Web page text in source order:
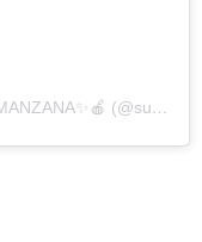
Una publicación compartida de SUPERMANZANA✨🍎 (@supermanzana_)